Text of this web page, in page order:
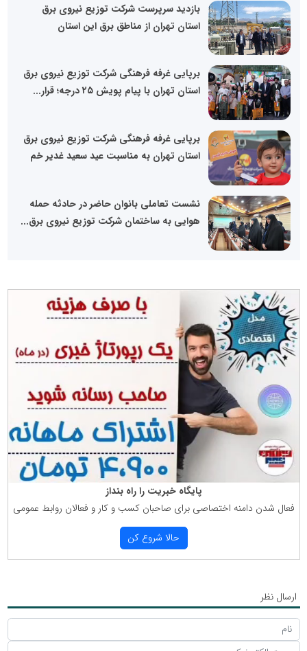
بازدید سرپرست شرکت توزیع نیروی برق
استان تهران از مناطق برق این استان
برپایی غرفه فرهنگی شرکت توزیع نیروی برق
استان تهران با پیام پویش ۲۵ درجه؛ قرار...
برپایی غرفه فرهنگی شرکت توزیع نیروی برق
استان تهران به مناسبت عید سعید غدیر خم
نشست تعاملی بانوان حاضر در حادثه حمله
هوایی به ساختمان شرکت توزیع نیروی برق...
پایگاه خبریت را راه بنداز
فعال شدن دامنه اختصاصی برای صاحبان كسب و كار و فعالان روابط عمومی
حالا شروع كن
ارسال نظر